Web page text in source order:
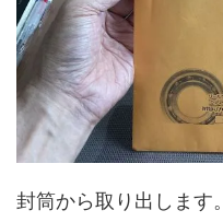
封筒から取り出します。